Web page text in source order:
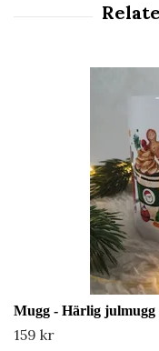
Mugg - Härlig julmugg
159 kr